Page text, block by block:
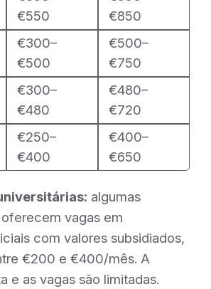
€550
€850
€300–
€500
€500–
€750
€300–
€480
€480–
€720
€250–
€400
€400–
€650
algumas
vagas em
com valores subsidiados,
€200 e €400/mês. A
e as vagas são limitadas.